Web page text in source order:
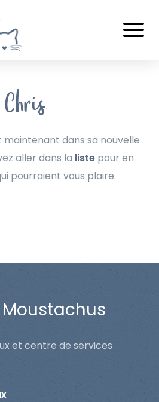
Chris
maintenant dans sa nouvelle
aller dans la listepour en
pourraient vous plaire.
Moustachus
et centre de services